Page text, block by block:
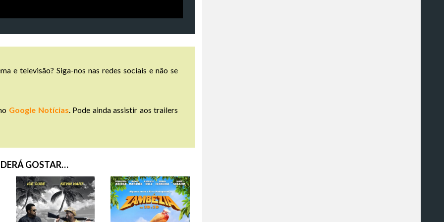
e televisão? Siga-nos nas redes sociais e não se
Google Notícias. Pode ainda assistir aos trailers
GOSTAR…